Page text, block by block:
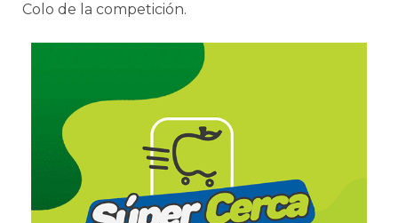
Colo de la competición.